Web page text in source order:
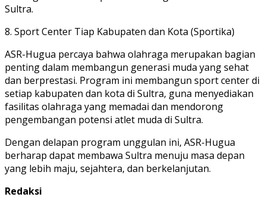
Sultra.
8. Sport Center Tiap Kabupaten dan Kota (Sportika)
ASR-Hugua percaya bahwa olahraga merupakan bagian
penting dalam membangun generasi muda yang sehat
dan berprestasi. Program ini membangun sport center di
setiap kabupaten dan kota di Sultra, guna menyediakan
fasilitas olahraga yang memadai dan mendorong
pengembangan potensi atlet muda di Sultra.
Dengan delapan program unggulan ini, ASR-Hugua
berharap dapat membawa Sultra menuju masa depan
yang lebih maju, sejahtera, dan berkelanjutan.
Redaksi